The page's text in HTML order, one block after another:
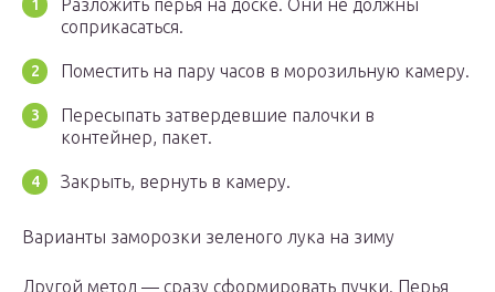
Разложить перья на доске. Они не должны
соприкасаться.
Поместить на пару часов в морозильную камеру.
Пересыпать затвердевшие палочки в
контейнер, пакет.
Закрыть, вернуть в камеру.
Варианты заморозки зеленого лука на зиму
Другой метод — сразу сформировать пучки. Перья